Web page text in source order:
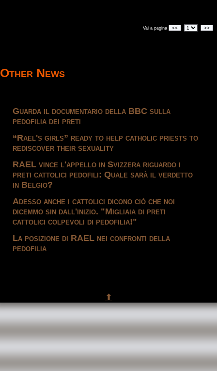
Vai a pagina << >>
Other News
Guarda il documentario della BBC sulla
pedofilia dei preti
“Rael's girls” ready to help catholic priests to
rediscover their sexuality
RAEL vince l'appello in Svizzera riguardo i
preti cattolici pedofili: Quale sarà il verdetto
in Belgio?
Adesso anche i cattolici dicono ciò che noi
dicemmo sin dall'inizio. "Migliaia di preti
cattolici colpevoli di pedofilia!"
La posizione di RAEL nei confronti della
pedofilia
⬆